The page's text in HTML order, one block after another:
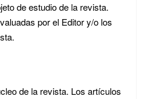
de estudio de la revista.
por el Editor y/o los
de la revista. Los artículos